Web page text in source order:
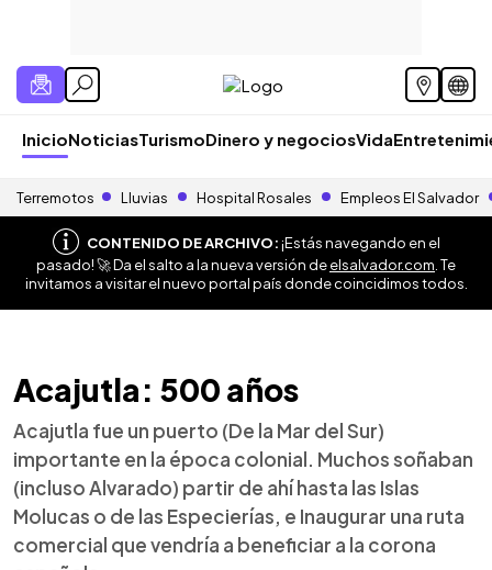
InicioNoticiasTurismoDinero y negociosVida
Terremotos Lluvias Hospital Rosales Empleos El Salvador
CONTENIDO DE ARCHIVO:¡Estás navegando en el
pasado! 🚀 Da el salto a la nueva versión deelsalvador.com . Te
invitamos a visitar el nuevo portal país donde coincidimos todos.
Acajutla: 500 años
Acajutla fue un puerto (De la Mar del Sur)
importante en la época colonial. Muchos soñaban
(incluso Alvarado) partir de ahí hasta las Islas
Molucas o de las Especierías, e Inaugurar una ruta
comercial que vendría a beneficiar a la corona